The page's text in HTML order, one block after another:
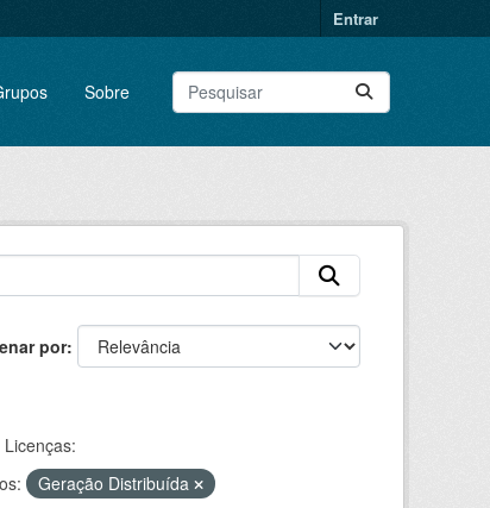
Entrar
Sobre
por
Licenças:
Geração Distribuída